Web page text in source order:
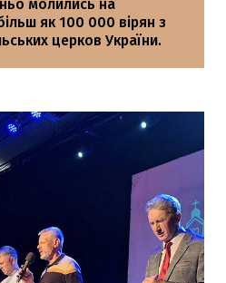
молились на
як 100 000 вірян з
церков України.